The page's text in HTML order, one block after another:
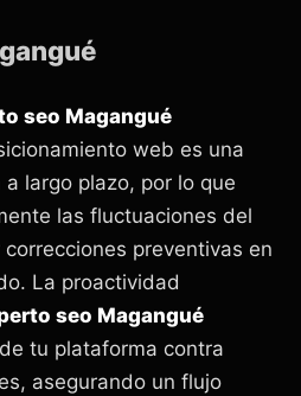
seo Magangué
web es una
largo plazo, por lo que
las fluctuaciones del
preventivas en
La proactividad
seo Magangué
tu plataforma contra
asegurando un flujo